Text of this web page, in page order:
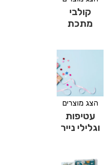
קולבי
מתכת
הצג מוצרים
עטיפות
וגלילי נייר